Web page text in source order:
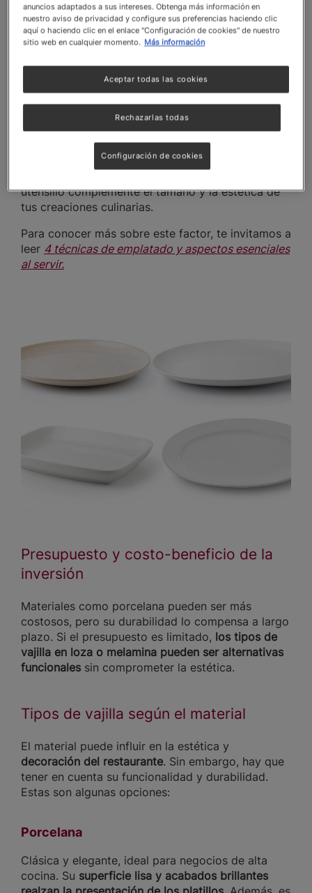
podría beneficiarse de opciones más informales
como loza o melamina. El enfoque gastronómico
también dicta el diseño y funcionalidad necesarios
Menú y la presentación de los platillos
Para platillos con salsas o caldos,opta por piezas
profundas como platos hondos. Si ofreces platillos
de alta cocina, una pieza con diseño único puede
utensilio complemente el tamaño y la estética de
tus creaciones culinarias.
Para conocer más sobre este factor, te invitamos a
leer 4 técnicas de emplatado y aspectos esenciales
al servir.
Presupuesto y costo-beneficio de la
inversión
Materiales como porcelana pueden ser más
costosos, pero su durabilidad lo compensa a largo
plazo. Si el presupuesto es limitado, los tipos de
vajilla en loza o melamina pueden ser alternativas
funcionales sin comprometer la estética.
Tipos de vajilla según el material
El material puede influir en la estética y
decoración del restaurante. Sin embargo, hay que
tener en cuenta su funcionalidad y durabilidad.
Estas son algunas opciones:
Porcelana
Clásica y elegante, ideal para negocios de alta
cocina. Su superficie lisa y acabados brillantes
anuncios adaptados a sus intereses. Obtenga más información en
nuestro aviso de privacidad y configure sus preferencias haciendo clic
aquí o haciendo clic en el enlace "Configuración de cookies" de nuestro
sitio web en cualquier momento. Más información
Rechazarlas todas
Aceptar todas las cookies
Configuración de cookies